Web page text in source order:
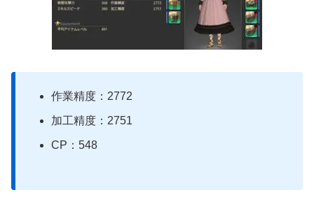
作業精度：2772
加工精度：2751
CP：548